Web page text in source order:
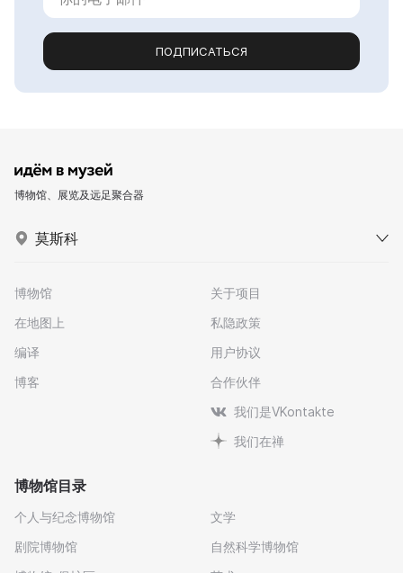
ПОДПИСАТЬСЯ
博物馆、展览及远足聚合器
莫斯科
博物馆
在地图上
编译
博客
关于项目
私隐政策
用户协议
合作伙伴
我们是VKontakte
我们在禅
博物馆目录
个人与纪念博物馆
剧院博物馆
文学
自然科学博物馆